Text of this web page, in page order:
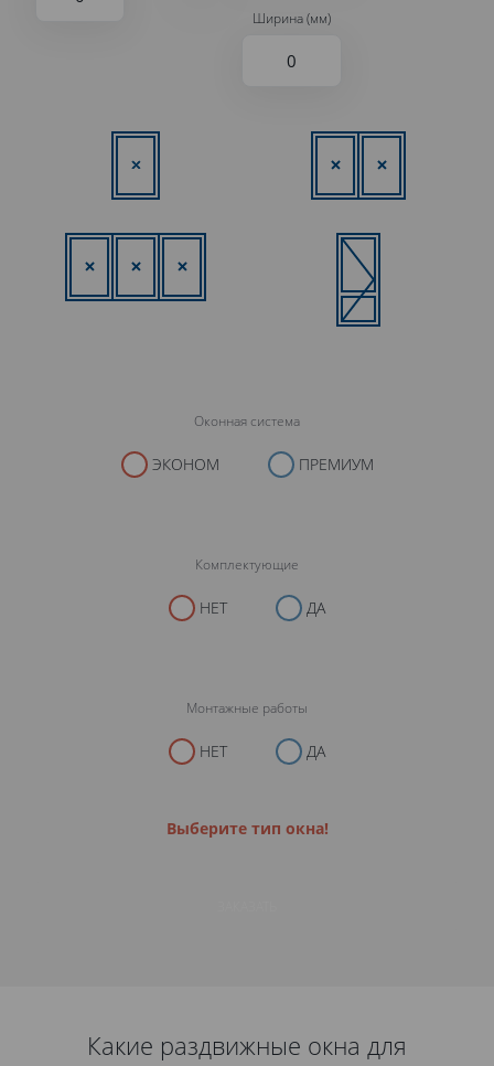
Ширина (мм)
Оконная система
ЭКОНОМ ПРЕМИУМ
Комплектующие
НЕТ ДА
Монтажные работы
НЕТ ДА
Выберите тип окна!
Какие раздвижные окна для